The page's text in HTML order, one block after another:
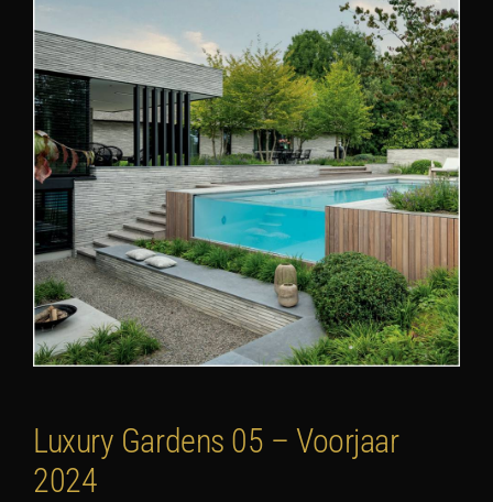
Luxury Gardens 05 – Voorjaar
2024